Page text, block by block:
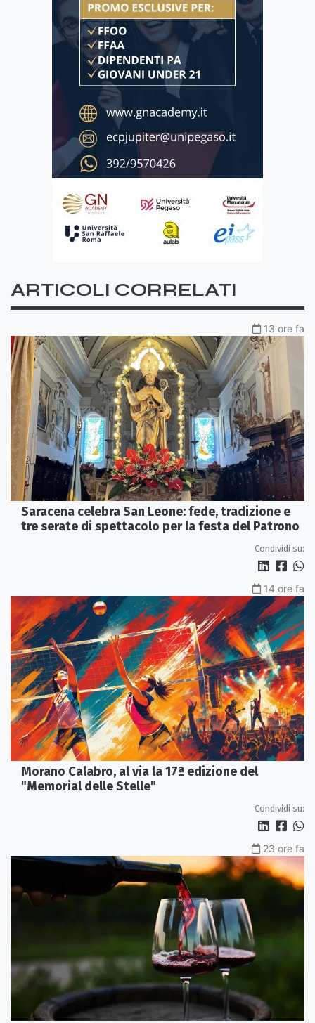
ARTICOLI CORRELATI
13 ore fa
Saracena celebra San Leone: fede, tradizione e
tre serate di spettacolo per la festa del Patrono
Condividi su:
14 ore fa
Morano Calabro, al via la 17ª edizione del
"Memorial delle Stelle"
Condividi su:
23 ore fa